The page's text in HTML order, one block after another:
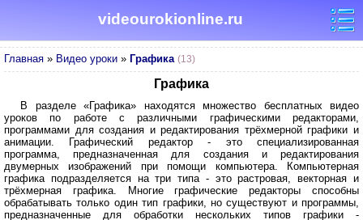
videourokionline.ru
Главная » Видео уроки » Графика (13)
Графика
В разделе «Графика» находятся множество бесплатных видео
уроков по работе с различными графическими редакторами,
программами для создания и редактирования трёхмерной графики и
анимации. Графический редактор - это специализированная
программа, предназначенная для создания и редактирования
двумерных изображений при помощи компьютера. Компьютерная
графика подразделяется на три типа - это растровая, векторная и
трёхмерная графика. Многие графические редакторы способны
обрабатывать только один тип графики, но существуют и программы,
предназначенные для обработки нескольких типов графики -